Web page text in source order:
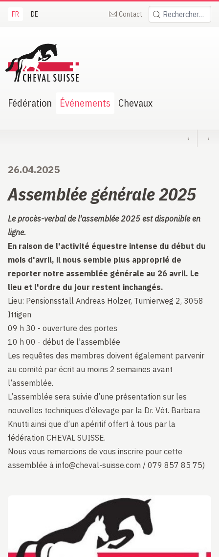
FR DE Contact Rechercher:
Suisse
Fédération Événements Chevaux
‹ ›
26.04.2025
Assemblée générale 2025
Le procès-verbal de l'assemblée 2025 est disponible en
ligne.
En raison de l'activité équestre intense du début du
mois d'avril, il nous semble plus approprié de
reporter notre assemblée générale au 26 avril. Le
lieu et l'ordre du jour restent inchangés.
Lieu: Pensionsstall Andreas Holzer, Turnierweg 2, 3058
Ittigen
09 h 30 - ouverture des portes
10 h 00 - début de l'assemblée
Les requêtes des membres doivent également parvenir
au comité par écrit au moins 2 semaines avant
l’assemblée.
L’assemblée sera suivie d’une présentation sur les
nouvelles techniques d’élevage par la Dr. Vét. Barbara
Knutti ainsi que d’un apéritif offert à tous par la
fédération CHEVAL SUISSE.
Nous vous remercions de vous inscrire pour cette
assemblée à info@cheval-suisse.com / 079 857 85 75)